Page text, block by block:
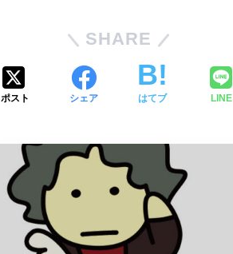
SHARE
ポスト シェア はてブ LINE